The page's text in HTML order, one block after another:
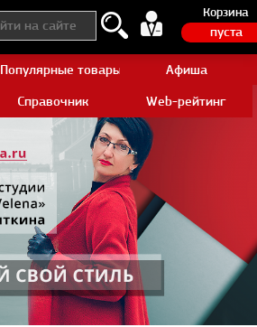
Корзина
пуста
Популярные товары AliexpressАфиша
Справочник
Web-рейтинг